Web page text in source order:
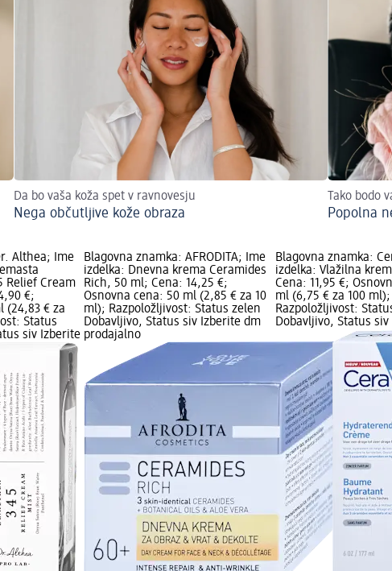
Da bo vaša koža spet v ravnovesju
Nega občutljive kože obraza
Tako bodo
Popolna
Althea; Ime
Relief Cream
€;
(24,83 € za
Status
siv Izberite
Blagovna znamka: AFRODITA; Ime
izdelka: Dnevna krema Ceramides
Rich, 50 ml; Cena: 14,25 €;
Osnovna cena: 50 ml (2,85 € za 10
ml); Razpoložljivost: Status zelen
Dobavljivo, Status siv Izberite dm
prodajalno
Blagovna znamka:
izdelka: Vlažilna
Cena: 11,95 €;
ml (6,75 € za 100 ml);
Razpoložljivost:
Dobavljivo, Status